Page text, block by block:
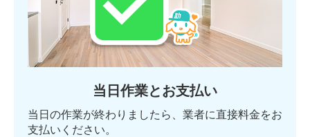
当日作業とお支払い
当日の作業が終わりましたら、業者に直接料金をお
支払いください。